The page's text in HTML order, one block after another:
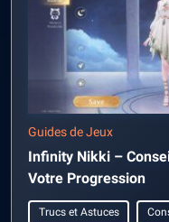
Guides de Jeux
Infinity Nikki –
Votre Progression
Trucs et Astuces